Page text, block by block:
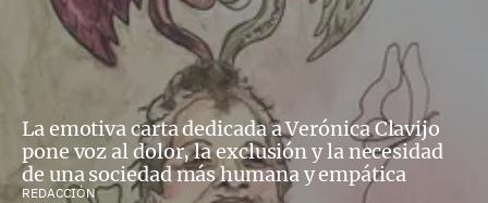
La emotiva carta dedicada a Verónica Clavijo
pone voz al dolor, la exclusión y la necesidad
de una sociedad más humana y empática
REDACCIÓN